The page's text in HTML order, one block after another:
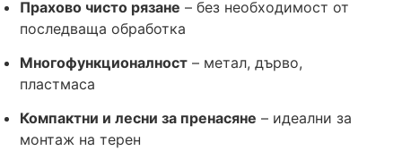
Прахово чисто рязане – без необходимост от
последваща обработка
Многофункционалност – метал, дърво,
пластмаса
Компактни и лесни за пренасяне – идеални за
монтаж на терен